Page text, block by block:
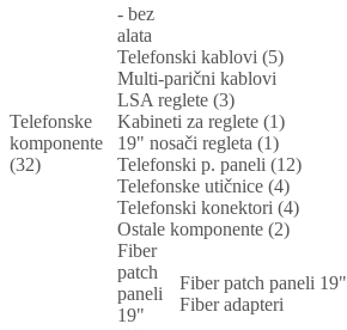
- bez
alata
Telefonske
komponente
(32)
Telefonski kablovi (5)
Multi-parični kablovi
LSA reglete (3)
Kabineti za reglete (1)
19" nosači regleta (1)
Telefonski p. paneli (12)
Telefonske utičnice (4)
Telefonski konektori (4)
Ostale komponente (2)
Fiber
patch
paneli
19"
Fiber patch paneli 19"
Fiber adapteri